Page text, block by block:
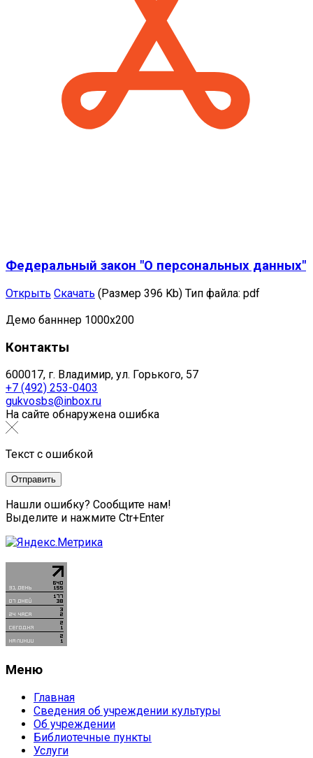
Федеральный закон "О персональных данных"
Открыть Скачать (Размер 396 Kb) Тип файла: pdf
Демо банннер 1000х200
Контакты
600017, г. Владимир, ул. Горького, 57
+7 (492) 253-0403
gukvosbs@inbox.ru
На сайте обнаружена ошибка
Текст с ошибкой
Нашли ошибку? Сообщите нам!
Выделите и нажмите Ctr+Enter
Меню
Главная
Сведения об учреждении культуры
Об учреждении
Библиотечные пункты
Услуги